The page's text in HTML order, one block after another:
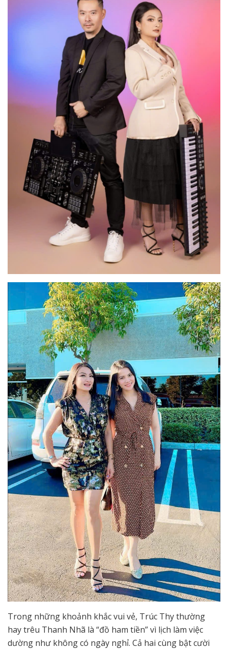
Trong những khoảnh khắc vui vẻ, Trúc Thy thường
hay trêu Thanh Nhã là “đồ ham tiền” vì lịch làm việc
dường như không có ngày nghỉ. Cả hai cùng bật cười